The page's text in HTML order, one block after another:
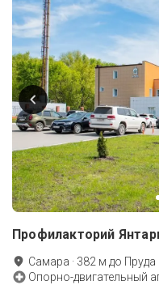
Профилакторий
Самара · 382 м до Пруда
Опорно-двигательный